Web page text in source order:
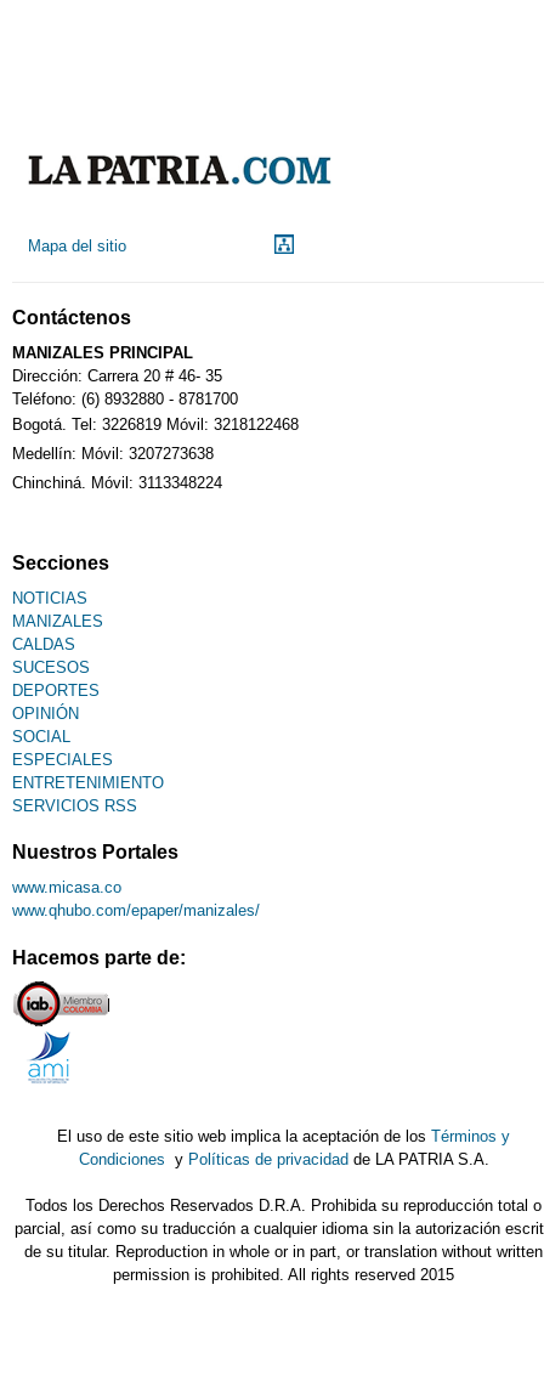
Mapa del sitio
Contáctenos
MANIZALES PRINCIPAL
Dirección: Carrera 20 # 46- 35
Teléfono: (6) 8932880 - 8781700
Bogotá. Tel: 3226819 Móvil: 3218122468
Medellín: Móvil: 3207273638
Chinchiná. Móvil: 3113348224
Secciones
NOTICIAS
MANIZALES
CALDAS
SUCESOS
DEPORTES
OPINIÓN
SOCIAL
ESPECIALES
ENTRETENIMIENTO
SERVICIOS RSS
Nuestros Portales
www.micasa.co
www.qhubo.com/epaper/manizales/
Hacemos parte de:
El uso de este sitio web implica la aceptación de losTérminos y
Condiciones y Políticas de privacidad de LA PATRIA S.A.
Todos los Derechos Reservados D.R.A. Prohibida su reproducción total o
parcial, así como su traducción a cualquier idioma sin la autorización
de su titular. Reproduction in whole or in part, or translation without written
permission is prohibited. All rights reserved 2015